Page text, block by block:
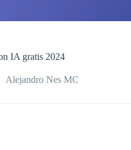
IA gratis 2024
Alejandro Nes MC